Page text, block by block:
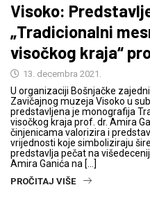
Visoko:
„Tradicionalni
visočkog kraja“
13. decembra 2021.
U organizaciji Bošnjačke
Zavičajnog muzeja Visoko u
predstavljena je monografija
visočkog kraja prof. dr. Amira
činjenicama valorizira i
vrijednosti koje simboliziraju
predstavlja pečat na
Amira Ganića na […]
PROČITAJ VIŠE